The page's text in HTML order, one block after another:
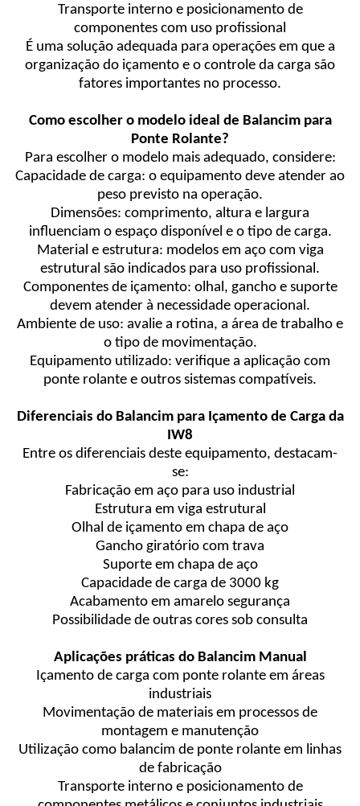
Transporte interno e posicionamento de
componentes com uso profissional
É uma solução adequada para operações em que a
organização do içamento e o controle da carga são
fatores importantes no processo.
Como escolher o modelo ideal de Balancim para
Ponte Rolante?
Para escolher o modelo mais adequado, considere:
Capacidade de carga: o equipamento deve atender ao
peso previsto na operação.
Dimensões: comprimento, altura e largura
influenciam o espaço disponível e o tipo de carga.
Material e estrutura: modelos em aço com viga
estrutural são indicados para uso profissional.
Componentes de içamento: olhal, gancho e suporte
devem atender à necessidade operacional.
Ambiente de uso: avalie a rotina, a área de trabalho e
o tipo de movimentação.
Equipamento utilizado: verifique a aplicação com
ponte rolante e outros sistemas compatíveis.
Diferenciais do Balancim para Içamento de Carga da
IW8
Entre os diferenciais deste equipamento, destacam-
se:
Fabricação em aço para uso industrial
Estrutura em viga estrutural
Olhal de içamento em chapa de aço
Gancho giratório com trava
Suporte em chapa de aço
Capacidade de carga de 3000 kg
Acabamento em amarelo segurança
Possibilidade de outras cores sob consulta
Aplicações práticas do Balancim Manual
Içamento de carga com ponte rolante em áreas
industriais
Movimentação de materiais em processos de
montagem e manutenção
Utilização como balancim de ponte rolante em linhas
de fabricação
Transporte interno e posicionamento de